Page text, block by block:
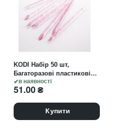
в наявності
KODI Набір 50 шт,
Багаторазові пластикові
палички для кутикули,
фіолетовий колір
51.00₴
Купити